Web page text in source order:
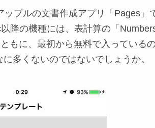
プルの文書作成アプリ「Pages」
降の機種には、表計算の「
もに、最初から無料で入っている
多くないのではないでしょうか。